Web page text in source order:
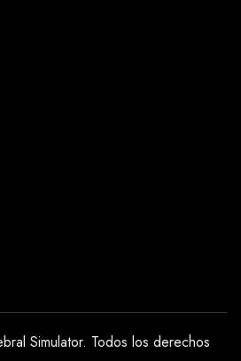
Simulator. Todos los derechos